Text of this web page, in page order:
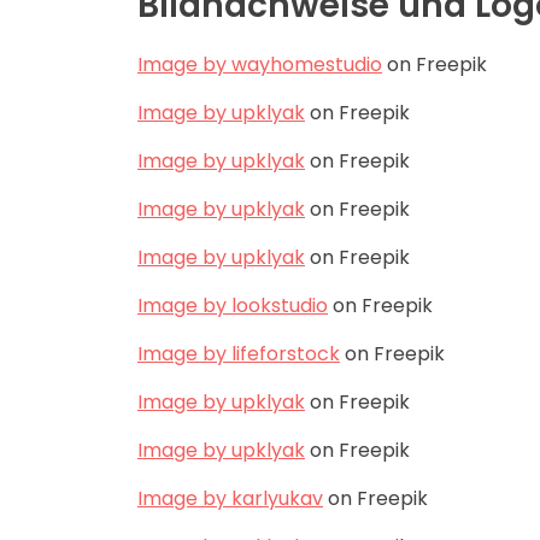
Image by wayhomestudio on Freepik
Image by upklyakon Freepik
Image by upklyakon Freepik
Image by upklyakon Freepik
Image by upklyakon Freepik
Image by lookstudio on Freepik
Image by lifeforstockon Freepik
Image by upklyakon Freepik
Image by upklyakon Freepik
Image by karlyukavon Freepik